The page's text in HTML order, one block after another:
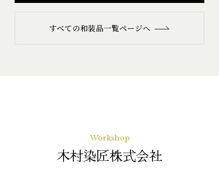
すべての和装品一覧ページへ
Workshop
木村染匠株式会社